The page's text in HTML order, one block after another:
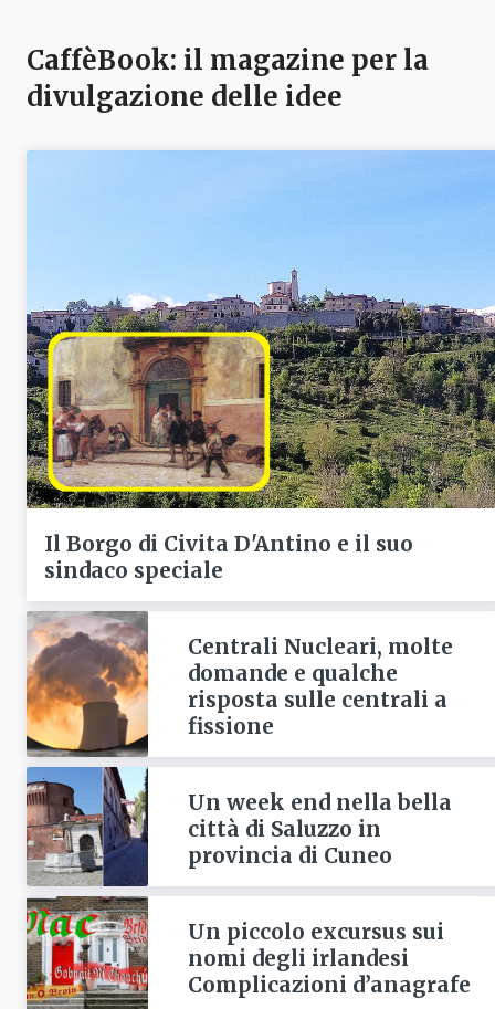
CaffèBook: il magazine per la
divulgazione delle idee
Il Borgo di Civita D'Antino e il suo
sindaco speciale
Centrali Nucleari, molte
domande e qualche
risposta sulle centrali a
fissione
Un week end nella bella
città di Saluzzo in
provincia di Cuneo
Un piccolo excursus sui
nomi degli irlandesi
Complicazioni d’anagrafe